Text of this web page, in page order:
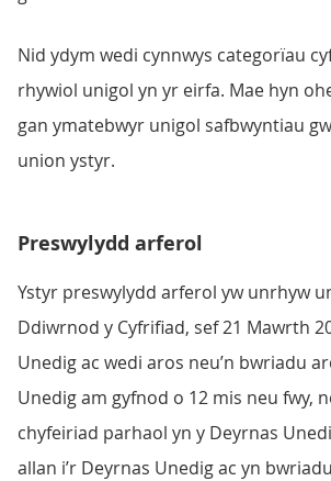
Nid ydym wedi cynnwys categorïau
rhywiol unigol yn yr eirfa. Mae hyn
gan ymatebwyr unigol safbwyntiau
union ystyr.
Preswylydd arferol
Ystyr preswylydd arferol yw unrhyw
Ddiwrnod y Cyfrifiad, sef 21 Mawrth
Unedig ac wedi aros neu’n bwriadu
Unedig am gyfnod o 12 mis neu fwy,
chyfeiriad parhaol yn y Deyrnas
allan i’r Deyrnas Unedig ac yn